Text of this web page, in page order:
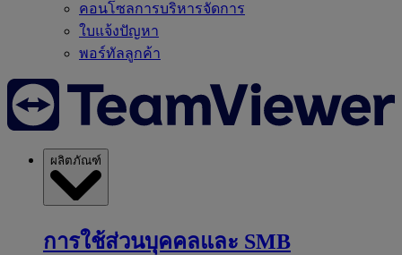
คอนโซลการบริหารจัดการ
ใบแจ้งปัญหา
พอร์ทัลลูกค้า
ผลิตภัณฑ์
การใช้ส่วนบุคคลและ SMB